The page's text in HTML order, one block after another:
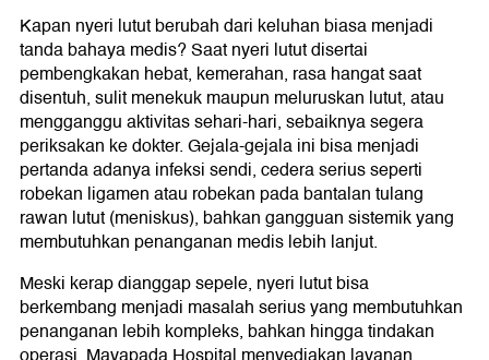
Kapan nyeri lutut berubah dari keluhan biasa menjadi
tanda bahaya medis? Saat nyeri lutut disertai
pembengkakan hebat, kemerahan, rasa hangat saat
disentuh, sulit menekuk maupun meluruskan lutut, atau
mengganggu aktivitas sehari-hari, sebaiknya segera
periksakan ke dokter. Gejala-gejala ini bisa menjadi
pertanda adanya infeksi sendi, cedera serius seperti
robekan ligamen atau robekan pada bantalan tulang
rawan lutut (meniskus), bahkan gangguan sistemik yang
membutuhkan penanganan medis lebih lanjut.
Meski kerap dianggap sepele, nyeri lutut bisa
berkembang menjadi masalah serius yang membutuhkan
penanganan lebih kompleks, bahkan hingga tindakan